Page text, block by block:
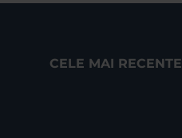
CELE MAI RECENTE